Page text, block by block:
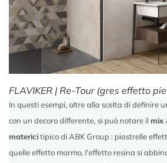
FLAVIKER | Re-Tour (gres effetto
In questi esempi, oltre alla scelta di definire
con un decoro differente, si può notare il mix
matericitipico di ABK Group : piastrelle
quelle effetto marmo, l’effetto resina si